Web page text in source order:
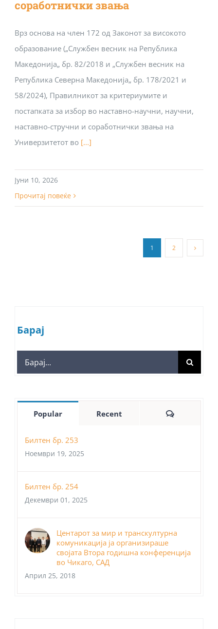
соработнички звања
Врз основа на член 172 од Законот за високото
образование („Службен весник на Република
Македонија„ бр. 82/2018 и „Службен весник на
Република Северна Македонија„ бр. 178/2021 и
58/2024), Правилникот за критериумите и
постапката за избор во наставно-научни, научни,
наставно-стручни и соработнички звања на
Универзитетот во [...]
Јуни 10, 2026
Прочитај повеќе
1 2
Барај
Search
for:
Popular Recent Comments
Билтен бр. 253
Ноември 19, 2025
Билтен бр. 254
Декември 01, 2025
Центарот за мир и транскултурна
комуникација ја организираше
својата Втора годишна конференција
во Чикаго, САД
Април 25, 2018